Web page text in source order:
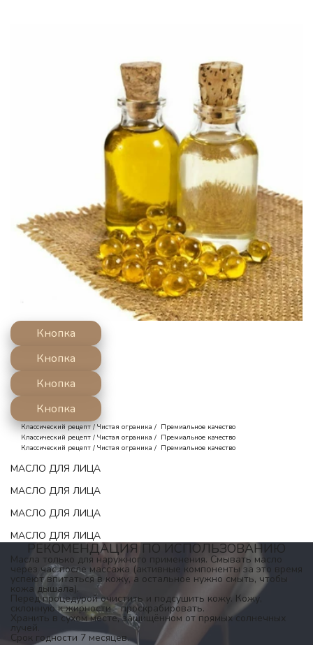
Кнопка
Кнопка
Кнопка
Кнопка
     Классический рецепт / Чистая ограника /  Премиальное качество
     Классический рецепт / Чистая ограника /  Премиальное качество
     Классический рецепт / Чистая ограника /  Премиальное качество
МАСЛО ДЛЯ ЛИЦА
МАСЛО ДЛЯ ЛИЦА
МАСЛО ДЛЯ ЛИЦА
МАСЛО ДЛЯ ЛИЦА
РЕКОМЕНДАЦИЯ ПО ИСПОЛЬЗОВАНИЮ
Масла только для наружного применения. Смывать масло
через час после массажа (активные компоненты за это время
успеют впитаться в кожу, а остальное нужно смыть, чтобы
кожа дышала).
Перед процедурой очистить и подсушить кожу. Кожу,
склонную к жирности - проскрабировать.
Хранить в сухом месте, защищённом от прямых солнечных
лучей.
Срок годности 7 месяцев.